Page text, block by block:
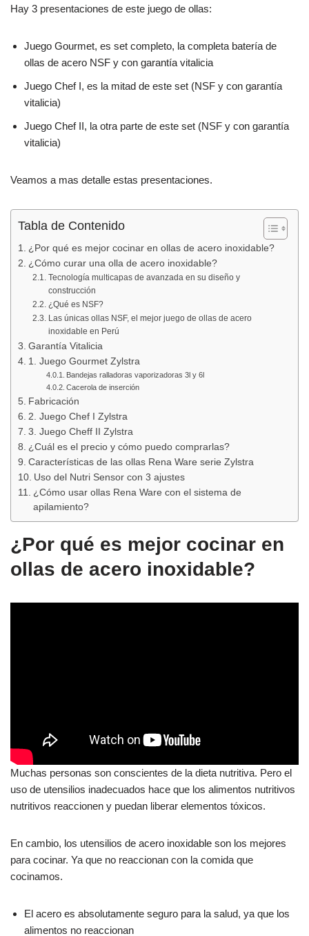
Hay 3 presentaciones de este juego de ollas:
Juego Gourmet, es set completo, la completa batería de
ollas de acero NSF y con garantía vitalicia
Juego Chef I, es la mitad de este set (NSF y con garantía
vitalicia)
Juego Chef II, la otra parte de este set (NSF y con garantía
vitalicia)
Veamos a mas detalle estas presentaciones.
Tabla de Contenido
¿Por qué es mejor cocinar en ollas de acero inoxidable?
¿Cómo curar una olla de acero inoxidable?
Tecnología multicapas de avanzada en su diseño y
construcción
¿Qué es NSF?
Las únicas ollas NSF, el mejor juego de ollas de acero
inoxidable en Perú
Garantía Vitalicia
1. Juego Gourmet Zylstra
Bandejas ralladoras vaporizadoras 3l y 6l
Cacerola de inserción
Fabricación
2. Juego Chef I Zylstra
3. Juego Cheff II Zylstra
¿Cuál es el precio y cómo puedo comprarlas?
Características de las ollas Rena Ware serie Zylstra
Uso del Nutri Sensor con 3 ajustes
¿Cómo usar ollas Rena Ware con el sistema de
apilamiento?
¿Por qué es mejor cocinar en
ollas de acero inoxidable?
Muchas personas son conscientes de la dieta nutritiva. Pero el
uso de utensilios inadecuados hace que los alimentos nutritivos
nutritivos reaccionen y puedan liberar elementos tóxicos.
En cambio, los utensilios de acero inoxidable son los mejores
para cocinar. Ya que no reaccionan con la comida que
cocinamos.
El acero es absolutamente seguro para la salud, ya que los
alimentos no reaccionan